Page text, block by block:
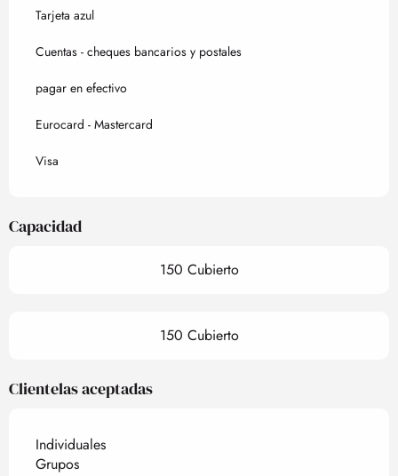
Tarjeta azul
Cuentas - cheques bancarios y postales
pagar en efectivo
Eurocard - Mastercard
Visa
Capacidad
150 Cubierto
150 Cubierto
Clientelas aceptadas
Individuales
Grupos